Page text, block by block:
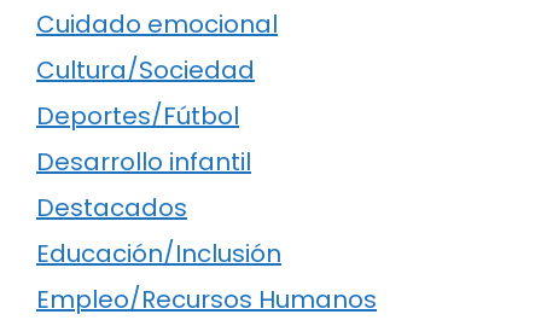
Cuidado emocional
Cultura/Sociedad
Deportes/Fútbol
Desarrollo infantil
Destacados
Educación/Inclusión
Empleo/Recursos Humanos